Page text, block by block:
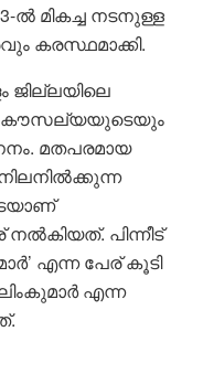
ൽ മികച്ച നടനുള്ള
കരസ്ഥമാക്കി.
ജില്ലയിലെ
കൗസല്യയുടെയും
മതപരമായ
നൽകിയത്. പിന്നീട്
എന്ന പേര് കൂടി
എന്ന